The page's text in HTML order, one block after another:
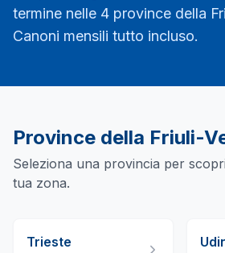
termine nelle 4 province della
Canoni mensili tutto incluso.
Province della Friuli-
Seleziona una provincia per
tua zona.
Trieste